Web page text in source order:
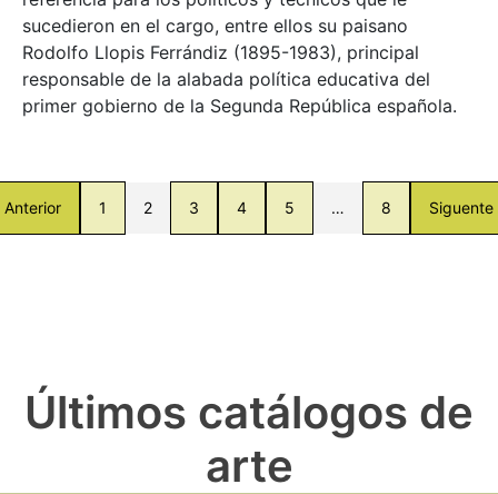
sucedieron en el cargo, entre ellos su paisano
Rodolfo Llopis Ferrándiz (1895-1983), principal
responsable de la alabada política educativa del
primer gobierno de la Segunda República española.
Anterior 1 2 3 4 5 … 8 Siguente
Últimos catálogos de
arte